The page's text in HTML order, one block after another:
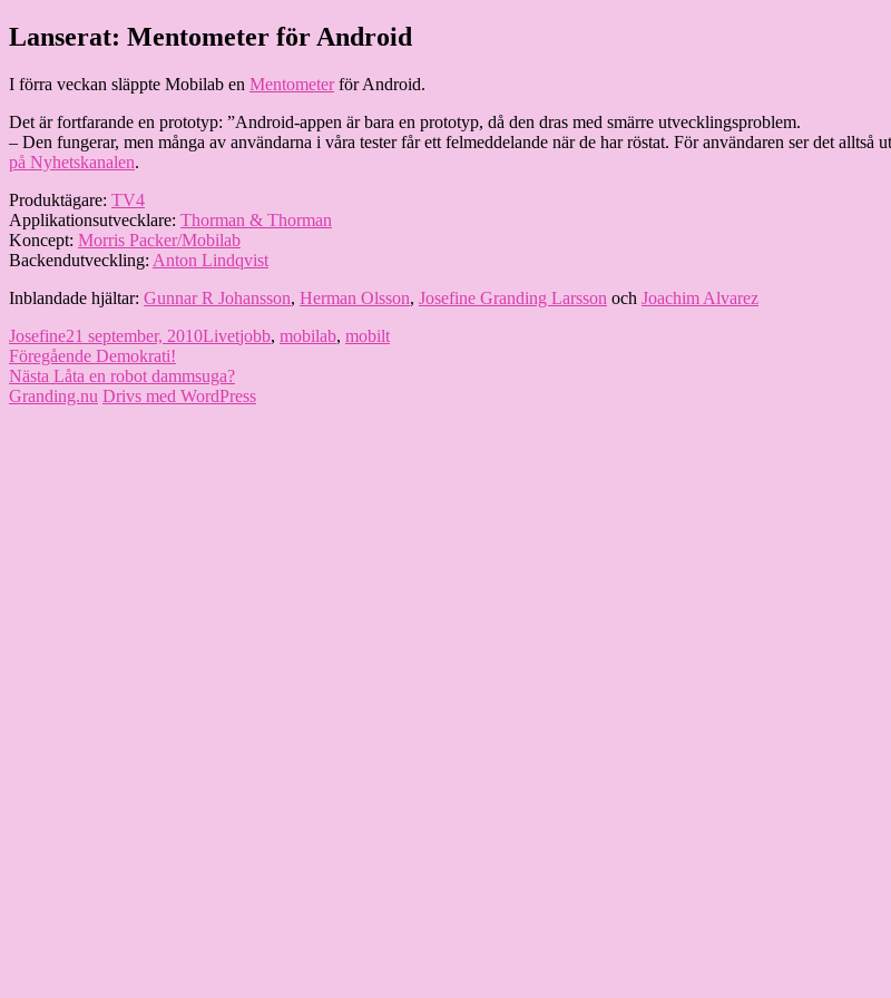
Hoppa
till
Granding.nu
Lanserat: Mentometer för Android
I förra veckan släppte Mobilab en Mentometerför Android.
Det är fortfarande en prototyp: ”Android-appen är bara en prototyp, då den dras med smärre utvecklingsproblem.
– Den fungerar, men många av användarna i våra tester får ett felmeddelande när de har röstat. För användaren ser det alltså
på Nyhetskanalen.
Produktägare: TV4
Applikationsutvecklare: Thorman & Thorman
Koncept: Morris Packer/Mobilab
Backendutveckling: Anton Lindqvist
Inblandade hjältar: Gunnar R Johansson, Herman Olsson, Josefine Granding Larsson och Joachim Alvarez
Författare
JosefinePublicerat
den
21 september, 2010Kategorier
LivetEtiketter
jobb, mobilab, mobilt
Inläggsnavigering
Föregående Föregående
inlägg:
Demokrati!
Nästa Nästa
inlägg:
Låta en robot dammsuga?
Granding.nu Drivs med WordPress